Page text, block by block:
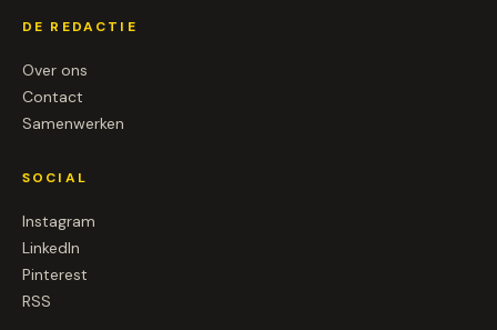
DE REDACTIE
Over ons
Contact
Samenwerken
SOCIAL
Instagram
LinkedIn
Pinterest
RSS